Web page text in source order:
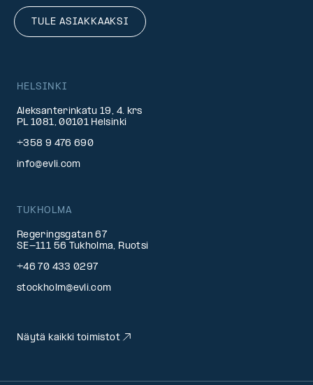
TULE ASIAKKAAKSI
HELSINKI
Aleksanterinkatu 19, 4. krs
PL 1081, 00101 Helsinki
+358 9 476 690
info@evli.com
TUKHOLMA
Regeringsgatan 67
SE-111 56 Tukholma, Ruotsi
+46 70 433 0297
stockholm@evli.com
Näytä kaikki toimistot